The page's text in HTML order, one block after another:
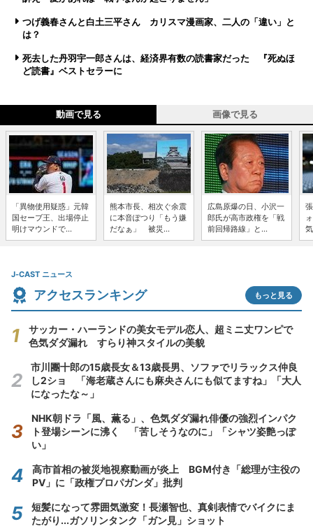
つげ義春さんと白土三平さん カリスマ漫画家、二人の「違い」と
は？
死去した丹羽宇一郎さんは、経済界有数の読書家だった 『死ぬほ
ど読書』ベストセラーに
動画で見る 画像で見る
「異物使用疑惑」元韓
国セーブ王、出場停止
明けマウンドで...
熊本市長、相次ぐ余震
に本音ぽつり「もう嫌
だなぁ」 被災...
広島原爆の日、小沢一
郎氏が高市政権を「戦
前回帰路線」と...
J-CAST ニュース
アクセスランキング もっと見る
サッカー・ハーランドの美女モデル恋人、超ミニ丈ワンピで
色気ダダ漏れ すらり神スタイルの美貌
市川團十郎の15歳長女＆13歳長男、ソファでリラックス仲良
し2ショ 「海老蔵さんにも麻央さんにも似てますね」「大人
になったな～」
NHK朝ドラ「風、薫る」、色気ダダ漏れ俳優の強烈インパク
ト登場シーンに沸く 「苦しそうなのに」「シャツ姿艶っぽ
い」
高市首相の被災地視察動画が炎上 BGM付き「総理が主役の
PV」に「政権プロパガンダ」批判
短髪になって雰囲気激変！長瀬智也、真剣表情でバイクにま
たがり...ガソリンタンク「ガン見」ショット